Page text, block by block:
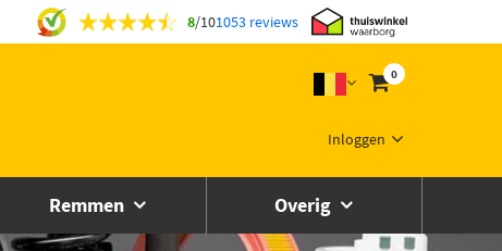
8/101053 reviews
0
Inloggen
Remmen Overig